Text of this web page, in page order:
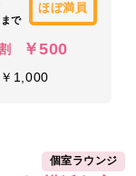
まで
ほぼ満員
￥500
1,000
個室ラウンジ